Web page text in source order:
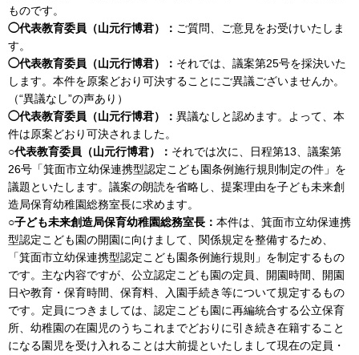
ものです。
◯代表教育委員（山元行博君）： ご質問、ご意見をお受けいたしま
す。
◯代表教育委員（山元行博君）： それでは、議案第25号を採決いた
します。本件を原案どおり可決することにご異議ございませんか。
（“異議なし”の声あり）
◯代表教育委員（山元行博君）： 異議なしと認めます。よって、本
件は原案どおり可決されました。
○代表教育委員（山元行博君）： それでは次に、日程第13、議案第
26号「箕面市立幼保連携型認定こども園条例施行規則制定の件」を
議題といたします。議案の朗読を省略し、提案理由を子ども未来創
造局保育幼稚園総務室長に求めます。
○子ども未来創造局保育幼稚園総務室長： 本件は、箕面市立幼保連携
型認定こども園の開園に向けまして、関係規定を整備するため、
「箕面市立幼保連携型認定こども園条例施行規則」を制定するもの
です。主な内容ですが、公立認定こども園の定員、開園時間、開園
日や教育・保育時間、保育料、入園手続き等について規定するもの
です。定員につきましては、認定こども園に再編統合する公立保育
所、幼稚園の在園児のうちこれまでどおりに引き続き在籍すること
になる園児を受け入れることは大前提といたしまして現在の定員・